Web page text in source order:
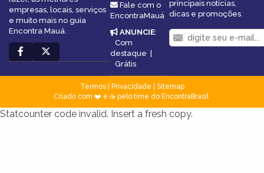
empresas, locais, serviços
e muito mais no guia
Encontra Mauá.
Fale com o
EncontraMauá
ANUNCIE:
Com
destaque |
Grátis
principais notícias,
dicas e promoções
Termos| Privacidade
Sitemap
Criado com ❤️ e ☕ pelo time do EncontraBrasil
Statcounter code invalid. Insert a fresh copy.